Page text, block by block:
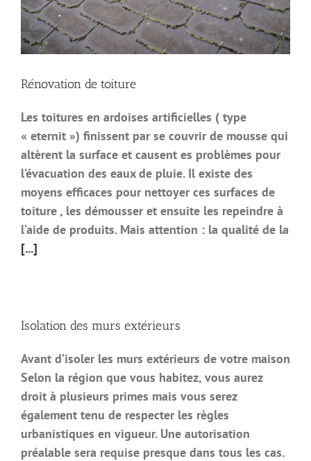
Rénovation de toiture
Les toitures en ardoises artificielles ( type
« eternit ») finissent par se couvrir de mousse qui
altèrent la surface et causent es problèmes pour
l’évacuation des eaux de pluie. Il existe des
moyens efficaces pour nettoyer ces surfaces de
toiture , les démousser et ensuite les repeindre à
l’aide de produits. Mais attention : la qualité de la
[...]
Isolation des murs extérieurs
Avant d’isoler les murs extérieurs de votre maison
Selon la région que vous habitez, vous aurez
droit à plusieurs primes mais vous serez
également tenu de respecter les règles
urbanistiques en vigueur. Une autorisation
préalable sera requise presque dans tous les cas.